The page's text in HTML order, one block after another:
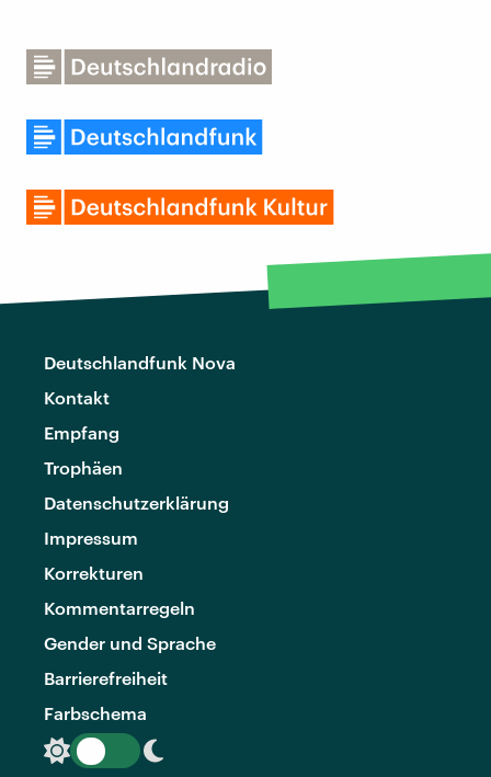
Deutschlandfunk Nova
Kontakt
Empfang
Trophäen
Datenschutzerklärung
Impressum
Korrekturen
Kommentarregeln
Gender und Sprache
Barrierefreiheit
Farbschema